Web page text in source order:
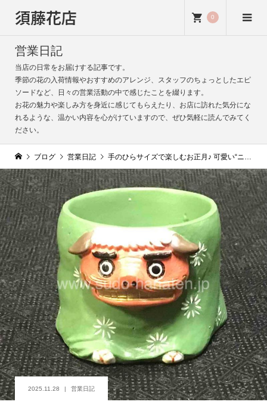
須藤花店 0
営業日記
当店の日常をお届けする記事です。
季節の花の入荷情報やおすすめのアレンジ、スタッフのちょっとしたエピ
ソードなど、日々の営業活動の中で感じたことを綴ります。
お花の魅力や楽しみ方を身近に感じてもらえたり、お店に訪れた気分にな
れるような、温かい内容を心がけていますので、ぜひ気軽に読んでみてく
ださい。
ブログ 営業日記 手のひらサイズで楽しむお正月♪ 可愛い“ニャンコ七福神・鏡餅・獅子舞”の器が入荷しました
2025.11.28 営業日記